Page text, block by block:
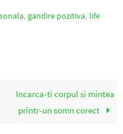
, gandire pozitiva, life
Incarca-ti corpul si mintea
printr-un somn corect